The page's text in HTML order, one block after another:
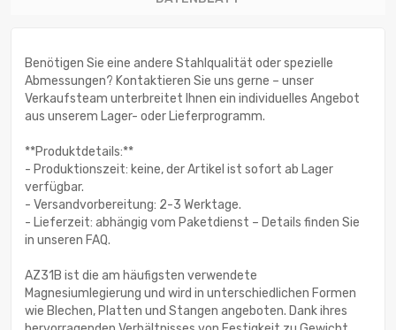
Benötigen Sie eine andere Stahlqualität oder spezielle
Abmessungen? Kontaktieren Sie uns gerne – unser
Verkaufsteam unterbreitet Ihnen ein individuelles Angebot
aus unserem Lager- oder Lieferprogramm.
**Produktdetails:**
- Produktionszeit: keine, der Artikel ist sofort ab Lager
verfügbar.
- Versandvorbereitung: 2-3 Werktage.
- Lieferzeit: abhängig vom Paketdienst – Details finden Sie
in unseren FAQ.
AZ31B ist die am häufigsten verwendete
Magnesiumlegierung und wird in unterschiedlichen Formen
wie Blechen, Platten und Stangen angeboten. Dank ihres